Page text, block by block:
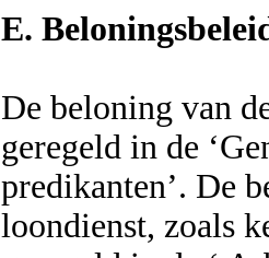
E.
De beloning van
geregeld in de
predikanten’. De
loondienst, zoals